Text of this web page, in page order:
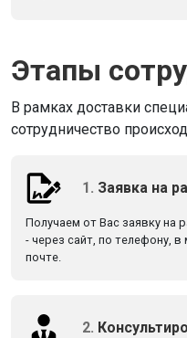
Этапы
В рамках доставки
сотрудничество
1. Заявка на
Получаем от Вас заявку на
- через сайт, по телефону,
почте.
2.